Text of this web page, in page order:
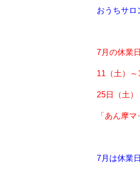
おうちサロ
7月の休業日
11（土）～
25日（土）
「あん摩
7月は休業